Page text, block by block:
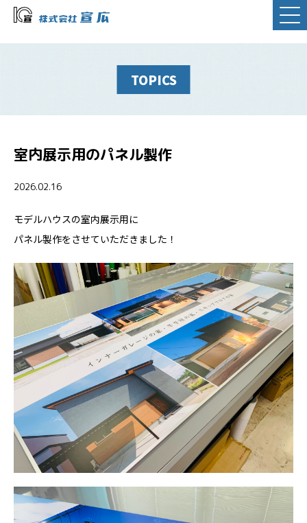
TOPICS
室内展示用のパネル製作
2026.02.16
モデルハウスの室内展示用に
パネル製作をさせていただきました！